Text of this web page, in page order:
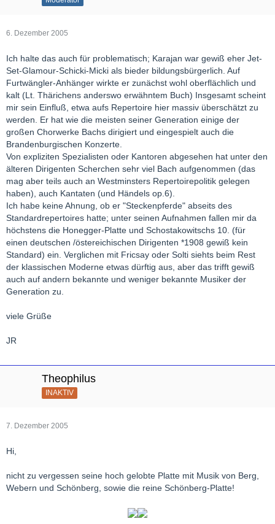
6. Dezember 2005
Ich halte das auch für problematisch; Karajan war gewiß eher Jet-
Set-Glamour-Schicki-Micki als bieder bildungsbürgerlich. Auf
Furtwängler-Anhänger wirkte er zunächst wohl oberflächlich und
kalt (Lt. Thärichens anderswo erwähntem Buch) Insgesamt scheint
mir sein Einfluß, etwa aufs Repertoire hier massiv überschätzt zu
werden. Er hat wie die meisten seiner Generation einige der
großen Chorwerke Bachs dirigiert und eingespielt auch die
Brandenburgischen Konzerte.
Von expliziten Spezialisten oder Kantoren abgesehen hat unter den
älteren Dirigenten Scherchen sehr viel Bach aufgenommen (das
mag aber teils auch an Westminsters Repertoirepolitik gelegen
haben), auch Kantaten (und Händels op.6).
Ich habe keine Ahnung, ob er "Steckenpferde" abseits des
Standardrepertoires hatte; unter seinen Aufnahmen fallen mir da
höchstens die Honegger-Platte und Schostakowitschs 10. (für
einen deutschen /östereichischen Dirigenten *1908 gewiß kein
Standard) ein. Verglichen mit Fricsay oder Solti siehts beim Rest
der klassischen Moderne etwas dürftig aus, aber das trifft gewiß
auch auf andern bekannte und weniger bekannte Musiker der
Generation zu.
viele Grüße
JR
Theophilus
INAKTIV
7. Dezember 2005
Hi,
nicht zu vergessen seine hoch gelobte Platte mit Musik von Berg,
Webern und Schönberg, sowie die reine Schönberg-Platte!